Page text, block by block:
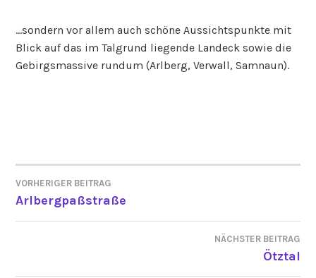
…sondern vor allem auch schöne Aussichtspunkte mit
Blick auf das im Talgrund liegende Landeck sowie die
Gebirgsmassive rundum (Arlberg, Verwall, Samnaun).
BEITRAGSNAVIGATION
VORHERIGER BEITRAG
Arlbergpaßstraße
NÄCHSTER BEITRAG
Ötztal